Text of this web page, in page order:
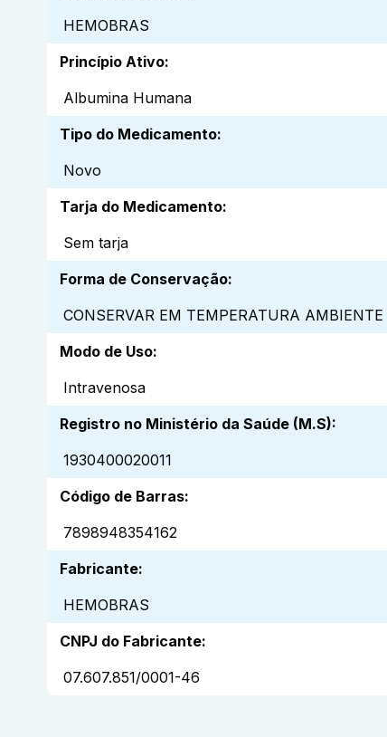
HEMOBRAS
Princípio Ativo:
Albumina Humana
Tipo do Medicamento:
Novo
Tarja do Medicamento:
Sem tarja
Forma de Conservação:
CONSERVAR EM TEMPERATURA
Modo de Uso:
Intravenosa
Registro no Ministério da Saúde (M.S):
1930400020011
Código de Barras:
7898948354162
Fabricante:
HEMOBRAS
CNPJ do Fabricante:
07.607.851/0001-46